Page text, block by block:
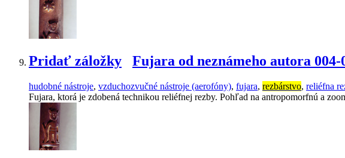
Pridať záložky Fujara od neznámeho autora 004-
hudobné nástroje, vzduchozvučné nástroje (aerofóny), fujara, rezbárstvo, reliéfna
Fujara, ktorá je zdobená technikou reliéfnej rezby. Pohľad na antropomorfnú a